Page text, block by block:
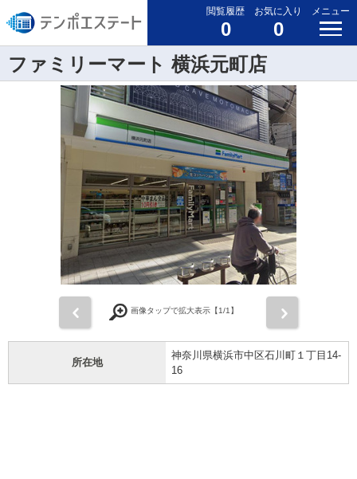
閲覧履歴
0
お気に入り
0
メニュー
ファミリーマート 横浜元町店
画像タップで拡大表示【1/1】
所在地
神奈川県横浜市中区石川町１丁目14-
16